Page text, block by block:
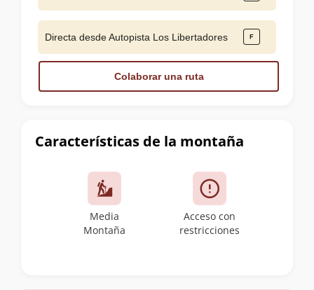
Características de la montaña
Media
Montaña
Acceso con
restricciones
Directa desde Autopista Los Libertadores
Colaborar una ruta